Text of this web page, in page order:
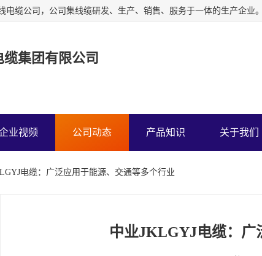
集团有限公司
业视频 公司动态 产品知识 关于我们
电缆：广泛应用于能源、交通等多个行业
中业JKLGYJ电缆：广